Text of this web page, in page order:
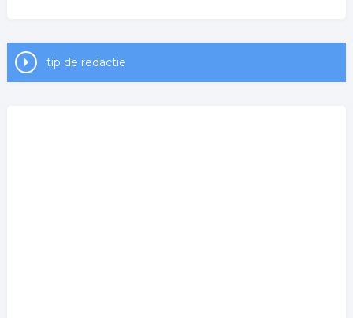
tip de redactie